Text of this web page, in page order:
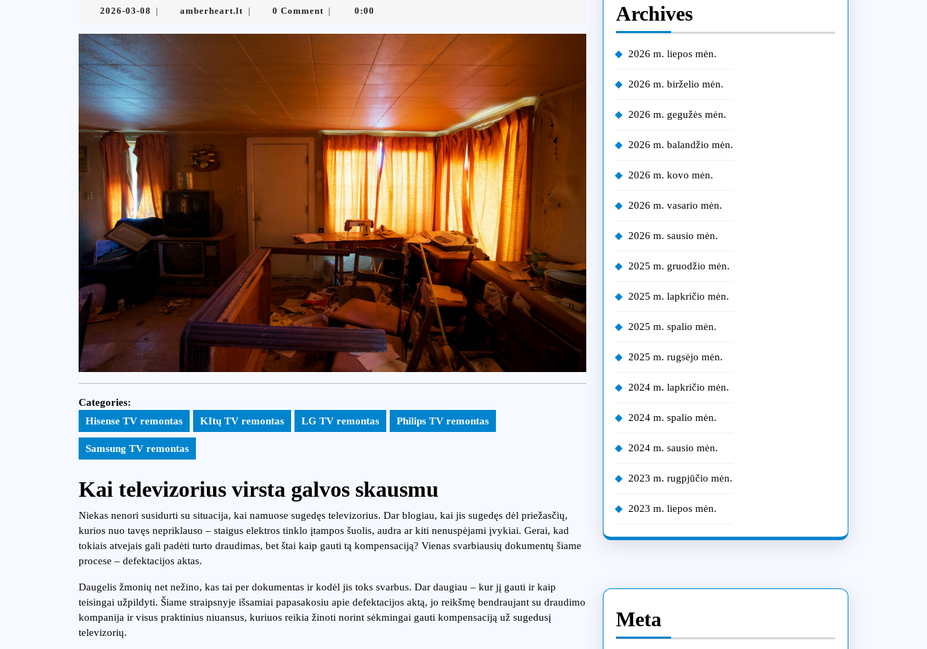
2026-03-08 2026-
08
amberheart.lt amberheart.lt
0 Comment 0:00
Categories:
Hisense TV remontas
KItų TV remontas LG TV remontas Philips TV remontas
Samsung TV remontas
Kai televizorius virsta galvos skausmu
Niekas nenori susidurti su situacija, kai namuose sugedęs televizorius. Dar blogiau, kai jis sugedęs dėl priežasčių,
kurios nuo tavęs nepriklauso – staigus elektros tinklo įtampos šuolis, audra ar kiti nenuspėjami įvykiai. Gerai, kad
tokiais atvejais gali padėti turto draudimas, bet štai kaip gauti tą kompensaciją? Vienas svarbiausių dokumentų šiame
procese – defektacijos aktas.
Daugelis žmonių net nežino, kas tai per dokumentas ir kodėl jis toks svarbus. Dar daugiau – kur jį gauti ir kaip
teisingai užpildyti. Šiame straipsnyje išsamiai papasakosiu apie defektacijos aktą, jo reikšmę bendraujant su draudimo
kompanija ir visus praktinius niuansus, kuriuos reikia žinoti norint sėkmingai gauti kompensaciją už sugedusį
televizorių.
Archives
2026 m. liepos mėn.
2026 m. birželio mėn.
2026 m. gegužės mėn.
2026 m. balandžio mėn.
2026 m. kovo mėn.
2026 m. vasario mėn.
2026 m. sausio mėn.
2025 m. gruodžio mėn.
2025 m. lapkričio mėn.
2025 m. spalio mėn.
2025 m. rugsėjo mėn.
2024 m. lapkričio mėn.
2024 m. spalio mėn.
2024 m. sausio mėn.
2023 m. rugpjūčio mėn.
2023 m. liepos mėn.
Meta